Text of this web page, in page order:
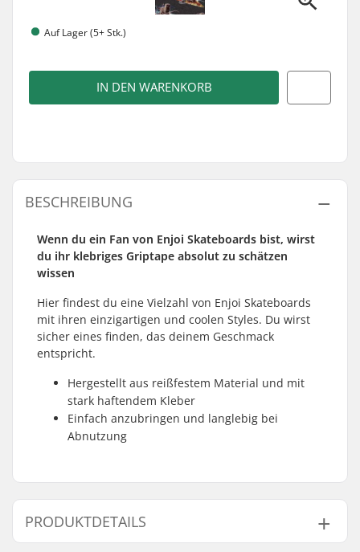
Auf Lager (5+ Stk.)
IN DEN WARENKORB
BESCHREIBUNG
Wenn du ein Fan von Enjoi Skateboards bist, wirst
du ihr klebriges Griptape absolut zu schätzen
wissen
Hier findest du eine Vielzahl von Enjoi Skateboards
mit ihren einzigartigen und coolen Styles. Du wirst
sicher eines finden, das deinem Geschmack
entspricht.
Hergestellt aus reißfestem Material und mit
stark haftendem Kleber
Einfach anzubringen und langlebig bei
Abnutzung
PRODUKTDETAILS